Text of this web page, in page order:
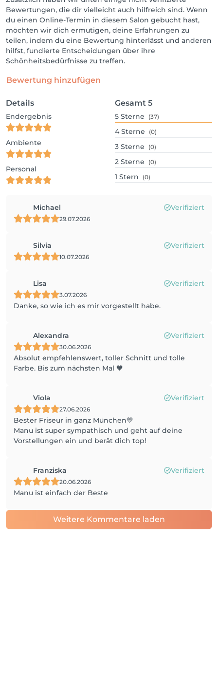
Bewertungen, die dir vielleicht auch hilfreich sind. Wenn
du einen Online-Termin in diesem Salon gebucht hast,
möchten wir dich ermutigen, deine Erfahrungen zu
teilen, indem du eine Bewertung hinterlässt und anderen
hilfst, fundierte Entscheidungen über ihre
Schönheitsbedürfnisse zu treffen.
Bewertung hinzufügen
Details
Endergebnis
Ambiente
Personal
Gesamt 5
5 Sterne (37)
4 Sterne (0)
3 Sterne (0)
2 Sterne (0)
1 Stern (0)
Michael Verifiziert
29.07.2026
Silvia Verifiziert
10.07.2026
Lisa Verifiziert
3.07.2026
Danke, so wie ich es mir vorgestellt habe.
Alexandra Verifiziert
30.06.2026
Absolut empfehlenswert, toller Schnitt und tolle
Farbe. Bis zum nächsten Mal 🧡
Viola Verifiziert
27.06.2026
Bester Friseur in ganz München💛
Manu ist super sympathisch und geht auf deine
Vorstellungen ein und berät dich top!
Franziska Verifiziert
20.06.2026
Manu ist einfach der Beste
Weitere Kommentare laden